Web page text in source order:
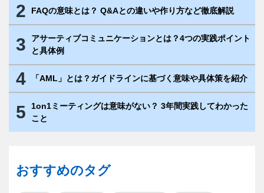
2 FAQの意味とは？ Q&Aとの違いや作り方など徹底解説
3
アサーティブコミュニケーションとは？4つの実践ポイント
と具体例
4 「AML」とは？ガイドラインに基づく意味や具体策を紹介
5
1on1ミーティングは意味がない？ 3年間実践してわかった
こと
おすすめのタグ